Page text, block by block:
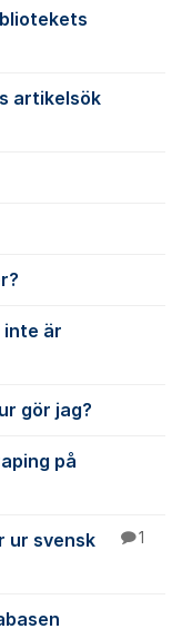
artikelsök
inte är
gör jag?
på
ur svensk
1